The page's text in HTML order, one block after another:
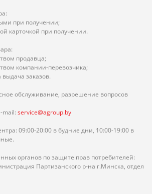
при получении;
карточкой при получении.
продавца;
компании-перевозчика;
заказов.
обслуживание, разрешение вопросов
mail: service@agroup.by
09:00-20:00 в будние дни, 10:00-19:00 в
органов по защите прав потребителей:
Партизанского р-на г.Минска, отдел